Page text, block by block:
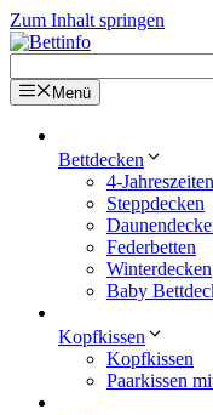
Zum Inhalt springen
Menü
Bettdecken
4-
Steppdecken
Federbetten
Winterdecken
Baby
Kopfkissen
Kopfkissen
Paarkissen